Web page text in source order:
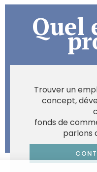
Quel
Trouver un
concept,
fonds de
parlons